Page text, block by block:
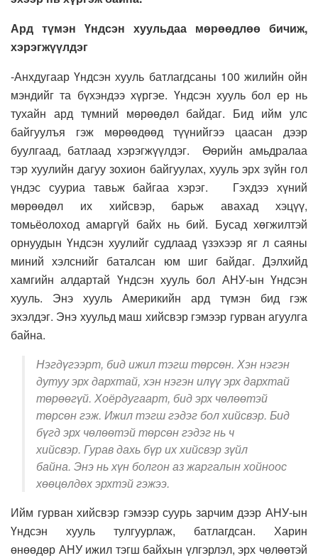
Ард түмэн Үндсэн хуульдаа мөрөөдлөө бичиж,
хэрэгжүүлдэг
-Анхдугаар Үндсэн хууль батлагдсаны 100 жилийн ойн
мэндийг та бүхэндээ хүргэе. Үндсэн хууль бол ер нь
тухайн ард түмний мөрөөдөл байдаг. Бид ийм улс
байгуулъя гэж мөрөөдөөд түүнийгээ цаасан дээр
буулгаад, батлаад хэрэгжүүлдэг. Өөрийн амьдралаа
тэр хуулийн дагуу зохион байгуулах, хууль эрх зүйн гол
үндэс сууриа тавьж байгаа хэрэг. Гэхдээ хүний
мөрөөдөл их хийсвэр, барьж авахад хэцүү,
томьёолоход амаргүй байх нь бий. Бусад хөгжилтэй
орнуудын Үндсэн хуулийг судлаад үзэхээр яг л саяны
миний хэлснийг баталсан юм шиг байдаг. Дэлхийд
хамгийн алдартай Үндсэн хууль бол АНУ-ын Үндсэн
хууль. Энэ хууль Америкийн ард түмэн бид гэж
эхэлдэг. Энэ хуульд маш хийсвэр гэмээр гурван агуулга
байна.
Нэгдүгээрт, бид ижил тэгш төрсөн. Хэн нэгэн
дутуу эрх дархтай, хэн нэгэн илүү эрх дархтай
төрөөгүй. Хоёрдугаарт, бид эрх чөлөөтэй
төрсөн гэж. Ижил тэгш гэдэг бол хийсвэр. Бид
бүгд эрх чөлөөтэй төрсөн гэдэг нь ч
хийсвэр. Гурав дахь бүр их хийсвэр зүйл
байна. Энэ нь хүн болгон аз жаргалын хойноос
хөөцөлдөх эрхтэй гэжээ.
Ийм гурван хийсвэр гэмээр суурь зарчим дээр АНУ-ын
Үндсэн хууль тулгуурлаж, батлагдсан. Харин
өнөөдөр АНУ ижил тэгш байхын үлгэрлэл, эрх чөлөөтэй